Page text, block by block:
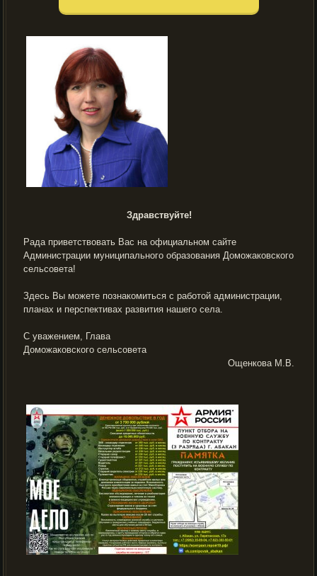
Здравствуйте!
Рада приветствовать Вас на официальном сайте
Администрации муниципального образования Доможаковского
сельсовета!
Здесь Вы можете познакомиться с работой администрации,
планах и перспективах развития нашего села.
С уважением, Глава
Доможаковского сельсовета
Ощенкова М.В.